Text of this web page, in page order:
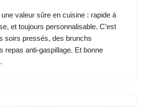
valeur sûre en cuisine : rapide à
et toujours personnalisable. C’est
soirs pressés, des brunchs
repas anti-gaspillage. Et bonne